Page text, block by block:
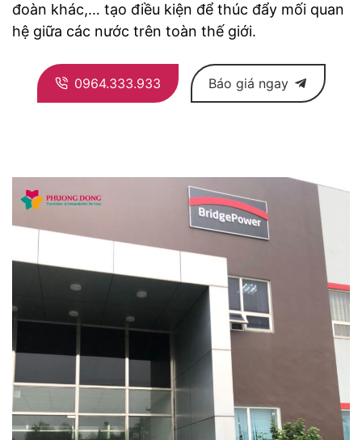
đoàn khác,… tạo điều kiện để thúc đẩy mối quan
hệ giữa các nước trên toàn thế giới.
0964.333.933 Báo giá ngay